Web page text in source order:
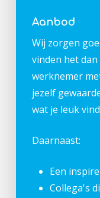
Aanbod
Wij zorgen
vinden het
werknemer
jezelf
wat je leuk
Daarnaast:
Een
Collega's